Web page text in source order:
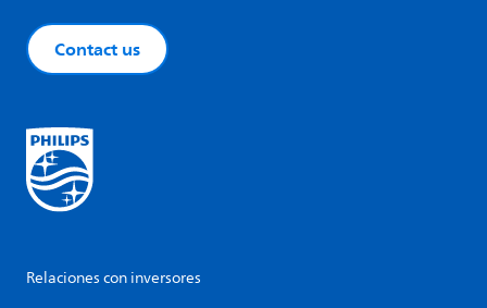
Contact us
Relaciones con inversores